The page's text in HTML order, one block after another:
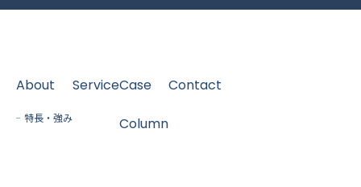
About
特長・強み
ServiceCase
Column
Contact